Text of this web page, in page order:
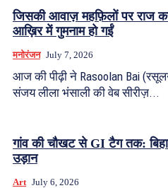
जिसकी आवाज़ महफ़िलों पर राज
आख़िर में गुमनाम हो गईं
मनोरंजन July 7, 2026
आज की पीढ़ी ने Rasoolan Bai
संजय लीला भंसाली की वेब सीरीज़...
गांव की चौखट से GI टैग तक:
उड़ान
Art July 6, 2026